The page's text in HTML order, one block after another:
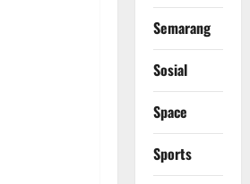
Semarang
Sosial
Space
Sports